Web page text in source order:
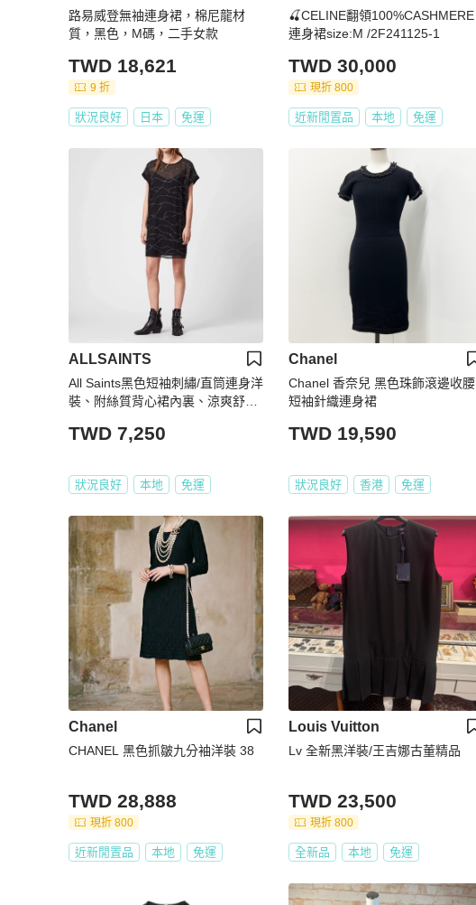
路易威登無袖連身裙，棉尼龍材
質，黑色，M碼，二手女款
TWD 18,621
9 折
狀況良好 日本 免運
🍒CELINE翻領100%CASHMERE
連身裙size:M /2F241125-1
TWD 30,000
現折 800
近新閒置品 本地 免運
ALLSAINTS
All Saints黑色短袖刺繡/直筒連身洋
裝、附絲質背心裙內裏、涼爽舒適
TWD 7,250
狀況良好 本地 免運
Chanel
Chanel 香奈兒 黑色珠飾滾邊收腰
短袖針織連身裙
TWD 19,590
狀況良好 香港 免運
Chanel
CHANEL 黑色抓皺九分袖洋裝 38
TWD 28,888
現折 800
近新閒置品 本地 免運
Louis Vuitton
Lv 全新黑洋裝/王吉娜古董精品
TWD 23,500
現折 800
全新品 本地 免運